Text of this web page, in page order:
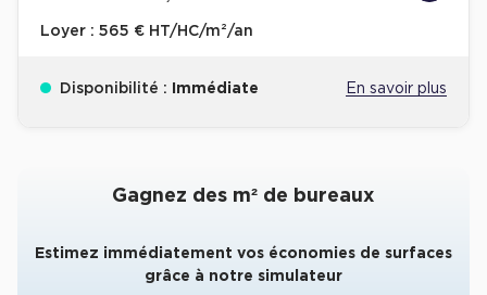
Loyer : 565 € HT/HC/m²/an
Disponibilité : Immédiate En savoir plus
Gagnez des m² de bureaux
Estimez immédiatement vos économies de surfaces
grâce à notre simulateur